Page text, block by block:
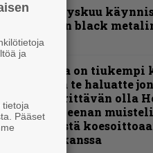
Espoon syyskuu
kotimaisen black
merkeissä
”Metallica on tiukempi
koskaan ja te haluatte
nulikan yrittävän olla
– Pepper Keenan muisteli
ensimmäistä
hevijätin kanssa
ja
Pääset